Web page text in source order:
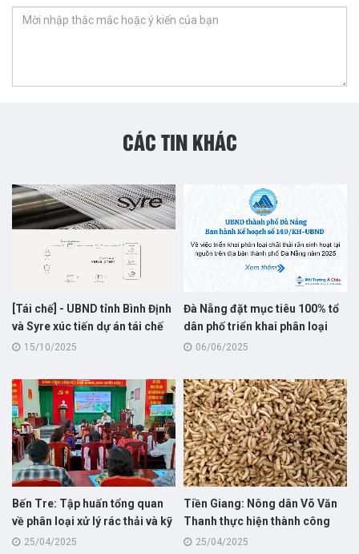
CÁC TIN KHÁC
[Tái chế] - UBND tỉnh Bình Định
và Syre xúc tiến dự án tái chế
vải polyester : Bước khởi đầu
ngành dệt may Việt Nam
15/10/2025
Đà Nẵng đặt mục tiêu 100% tổ
dân phố triển khai phân loại
rác sinh hoạt tại nguồn trong
06/06/2025
Bến Tre: Tập huấn tổng quan
về phân loại xử lý rác thải và kỹ
thuật nuôi sâu canxi cho hội
25/04/2025
Tiền Giang: Nông dân Võ Văn
Thanh thực hiện thành công
nuôi thử nghiệm mô hình nuôi
25/04/2025